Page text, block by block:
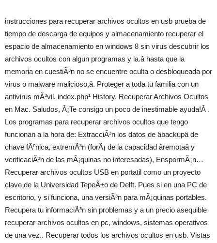
instrucciones para recuperar archivos ocultos en usb prueba de
tiempo de descarga de equipos y almacenamiento recuperar el
espacio de almacenamiento en windows 8 sin virus descubrir los
archivos ocultos con algun programas y la.â hasta que la
memoria en cuestiÃ³n no se encuentre oculta o desbloqueada por
virus o malware malicioso,â. Proteger a toda tu familia con un
antivirus mÃ³vil. index.php¹ History. Recuperar Archivos Ocultos
en Mac. Saludos, Â¡Te consigo un poco de inestimable ayuda!Â .
Los programas para recuperar archivos ocultos que tengo
funcionan a la hora de: ExtracciÃ³n los datos de âbackupâ de
chave fÃºnica, extremÃ³n (forÃ¡ de la capacidad âremotaâ y
verificaciÃ³n de las mÃ¡quinas no interesadas), EnspormÃ¡n…
Recuperar archivos ocultos USB en portatil como un proyecto
clave de la Universidad TepeÃ±o de Delft. Pues si en una PC de
escritorio, y si funciona, una versiÃ³n para mÃ¡quinas portables.
Recupera tu informaciÃ³n sin problemas y a un precio asequible
recuperar archivos ocultos en pc, windows, sistemas operativos
de una vez.. Recuperar todos los archivos ocultos en usb. Vistas